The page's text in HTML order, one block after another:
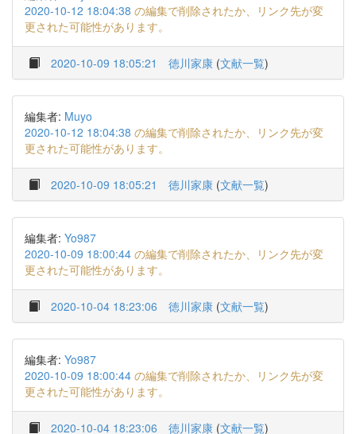
2020-10-12 18:04:38 の編集で削除されたか、リンク先が変
更された可能性があります。
2020-10-09 18:05:21 徳川家康 (文献一覧)
編集者: Muyo
2020-10-12 18:04:38 の編集で削除されたか、リンク先が変
更された可能性があります。
2020-10-09 18:05:21 徳川家康 (文献一覧)
編集者: Yo987
2020-10-09 18:00:44 の編集で削除されたか、リンク先が変
更された可能性があります。
2020-10-04 18:23:06 徳川家康 (文献一覧)
編集者: Yo987
2020-10-09 18:00:44 の編集で削除されたか、リンク先が変
更された可能性があります。
2020-10-04 18:23:06 徳川家康 (文献一覧)